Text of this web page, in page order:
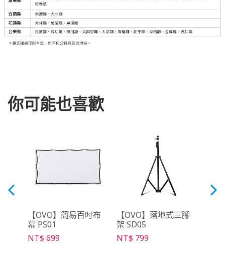
你可能也喜歡
【OVO】簡易百吋布
幕 PS01
NT$ 699
【OVO】落地式三腳
架 SD05
NT$ 799